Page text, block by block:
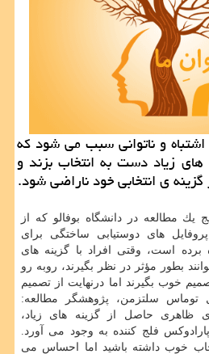
و ناتوانی سبب می شود كه
های زیاد دست به انتخاب بزند و
گزینه ی انتخابی خود ناراضی شود.
مطالعه در دانشگاه بوفالو كه از
های دوستیابی ساختگی برای
برده است، وقتی افراد با گزینه های
بطور مؤثر در نظر بگیرند، روبه رو
خوب بگیرند اما درنهایت از تصمیم
توماس سلتزمن، پژوهشگر مطالعه:
ظاهری حاصل از گزینه های زیاد،
فلج كننده به وجود می آورد.
خوب داشته باشید اما احساس می